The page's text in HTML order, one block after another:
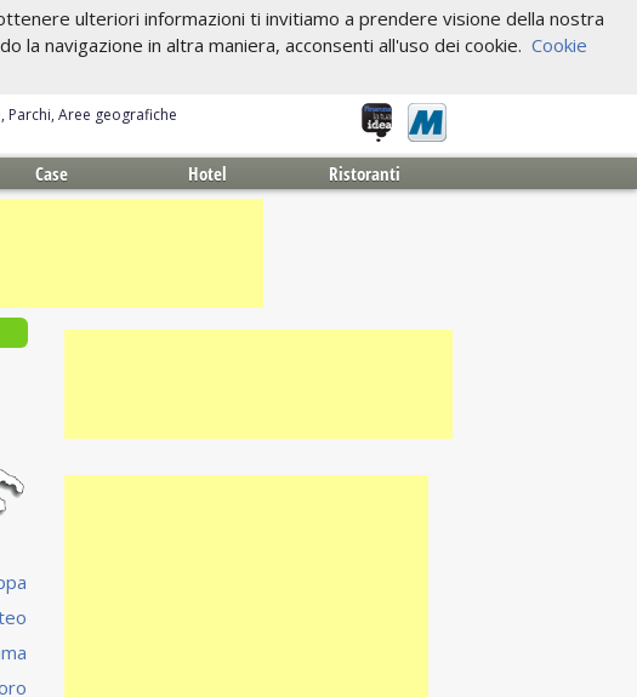
ulteriori informazioni ti invitiamo a prendere visione della nostra
la navigazione in altra maniera, acconsenti all'uso dei cookie. Cookie
Parchi, Aree geografiche
Case Hotel Ristoranti